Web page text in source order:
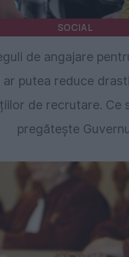
SOCIAL
de angajare
ar putea reduce
de recrutare. Ce
pregătește